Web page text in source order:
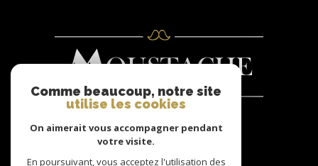
Nous
ADHÉRONS
Comme beaucoup, notre site
utilise les cookies
On aimerait vous accompagner pendant
votre visite.
En poursuivant, vous acceptez l'utilisation des